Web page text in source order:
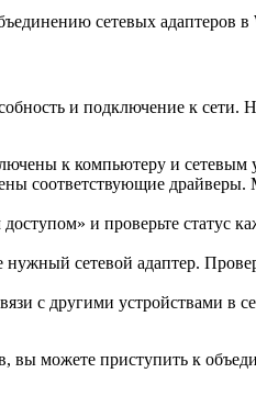
сетевых адаптеров в
и подключение к
к компьютеру и сетевым
соответствующие
и проверьте статус
сетевой адаптер.
с другими устройствами в
вы можете приступить к